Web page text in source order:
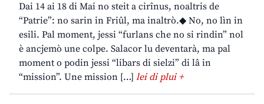
Dai 14 ai 18 di Mai no steit a cirînus, noaltris de
“Patrie”: no sarin in Friûl, ma inaltrò.◆ No, no lìn in
esili. Pal moment, jessi “furlans che no si rindin” nol
è ancjemò une colpe. Salacor lu deventarà, ma pal
moment o podin jessi “libars di sielzi” di lâ in
“mission”. Une mission […] lei di plui +